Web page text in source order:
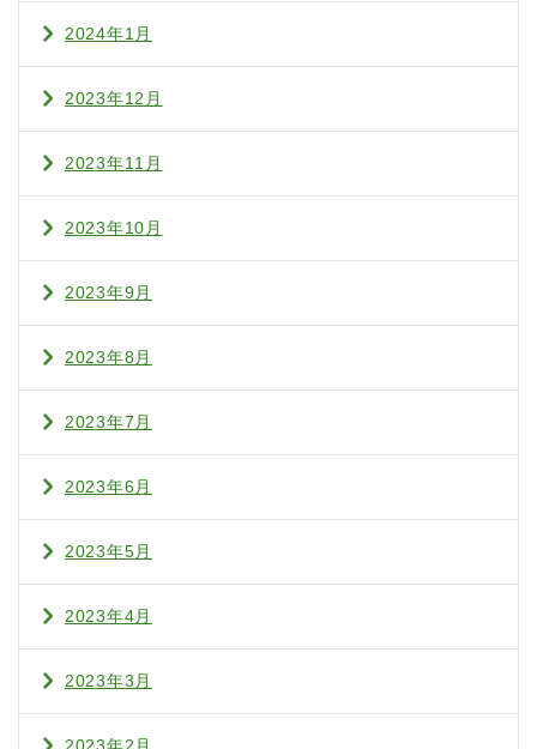
2024年1月
2023年12月
2023年11月
2023年10月
2023年9月
2023年8月
2023年7月
2023年6月
2023年5月
2023年4月
2023年3月